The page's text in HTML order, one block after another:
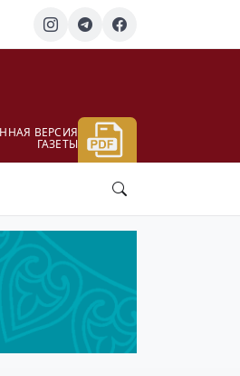
ВЕРСИЯ
ГАЗЕТЫ